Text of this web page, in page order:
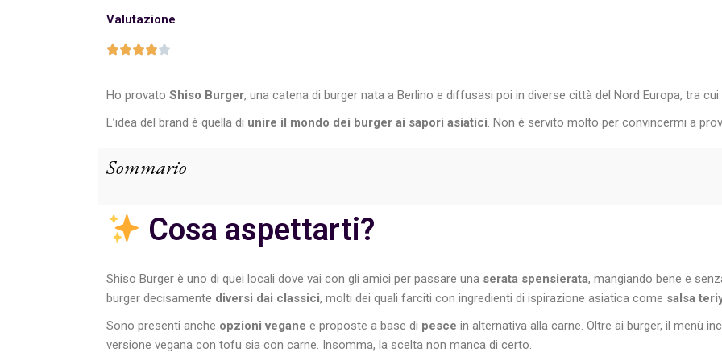
Valutazione
Ho provato Shiso Burger, una catena di burger nata a Berlino e diffusasi poi in diverse città del Nord Europa, tra
L’idea del brand è quella di unire il mondo dei burger ai sapori asiatici. Non è servito molto per convincermi a
Sommario
Cosa aspettarti?
Shiso Burger è uno di quei locali dove vai con gli amici per passare una serata spensierata, mangiando bene e
burger decisamente diversi dai classici, molti dei quali farciti con ingredienti di ispirazione asiatica come salsa
Sono presenti anche opzioni vegane e proposte a base di pesce in alternativa alla carne. Oltre ai burger, il menù
versione vegana con tofu sia con carne. Insomma, la scelta non manca di certo.